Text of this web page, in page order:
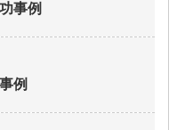
事例
例